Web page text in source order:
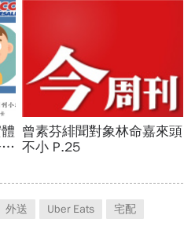
外送 Uber Eats 宅配